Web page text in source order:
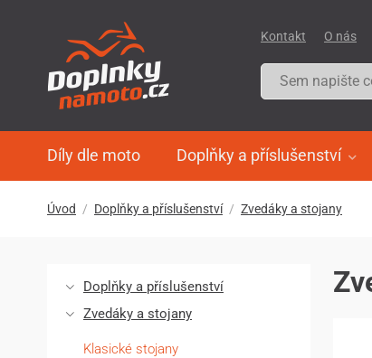
Díly dle moto Doplňky a příslušenství
Kontakt O nás
Úvod Doplňky a příslušenství Zvedáky a stojany
Doplňky a příslušenství
Zvedáky a stojany
Klasické stojany